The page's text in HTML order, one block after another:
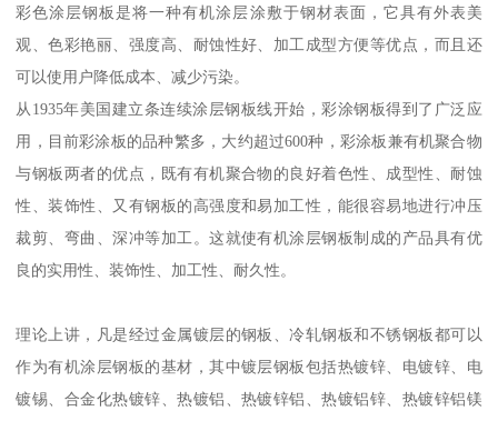
彩色涂层钢板是将一种有机涂层涂敷于钢材表面，它具有外表美
观、色彩艳丽、强度高、耐蚀性好、加工成型方便等优点，而且还
可以使用户降低成本、减少污染。
从1935年美国建立条连续涂层钢板线开始，彩涂钢板得到了广泛应
用，目前彩涂板的品种繁多，大约超过600种，彩涂板兼有机聚合物
与钢板两者的优点，既有有机聚合物的良好着色性、成型性、耐蚀
性、装饰性、又有钢板的高强度和易加工性，能很容易地进行冲压
裁剪、弯曲、深冲等加工。这就使有机涂层钢板制成的产品具有优
良的实用性、装饰性、加工性、耐久性。
理论上讲，凡是经过金属镀层的钢板、冷轧钢板和不锈钢板都可以
作为有机涂层钢板的基材，其中镀层钢板包括热镀锌、电镀锌、电
镀锡、合金化热镀锌、热镀铝、热镀锌铝、热镀铝锌、热镀锌铝镁